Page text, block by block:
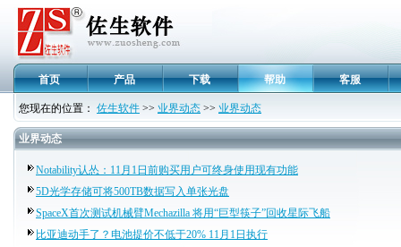
首页 产品 下载 帮助 客服
您现在的位置： 佐生软件 >> 业界动态 >> 业界动态
业界动态
Notability认怂：11月1日前购买用户可终身使用现有功能
5D光学存储可将500TB数据写入单张光盘
SpaceX首次测试机械臂Mechazilla 将用“巨型筷子”回收星际飞船
比亚迪动手了？电池提价不低于20% 11月1日执行